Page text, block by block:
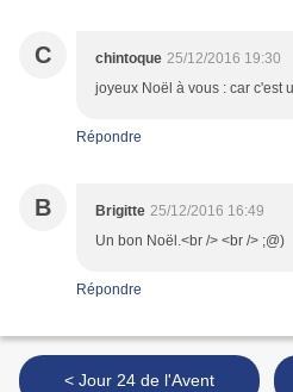
C chintoque 25/12/2016 19:30
joyeux Noël à vous : car c'est
Répondre
B Brigitte 25/12/2016 16:49
Un bon Noël.<br /> <br /> ;@)
Répondre
< Jour 24 de l'Avent